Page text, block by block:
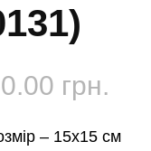
грн.
– 15х15 см